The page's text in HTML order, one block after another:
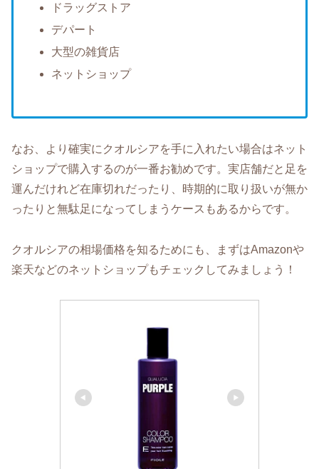
ドラッグストア
デパート
大型の雑貨店
ネットショップ
なお、より確実にクオルシアを手に入れたい場合はネット
ショップで購入するのが一番お勧めです。実店舗だと足を
運んだけれど在庫切れだったり、時期的に取り扱いが無か
ったりと無駄足になってしまうケースもあるからです。
クオルシアの相場価格を知るためにも、まずはAmazonや
楽天などのネットショップもチェックしてみましょう！